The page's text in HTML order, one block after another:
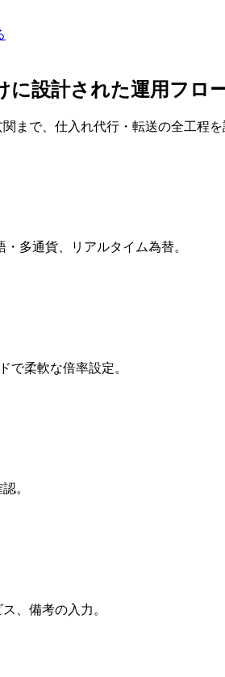
に設計された運用フロ
まで、仕入れ代行・転送の全工程を
多通貨、リアルタイム為替。
で柔軟な倍率設定。
。
、備考の入力。